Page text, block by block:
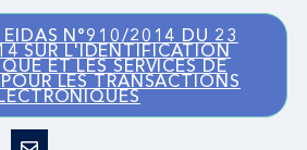
EIDAS N°910/2014 DU 23
SUR L'IDENTIFICATION
ET LES SERVICES DE
LES TRANSACTIONS